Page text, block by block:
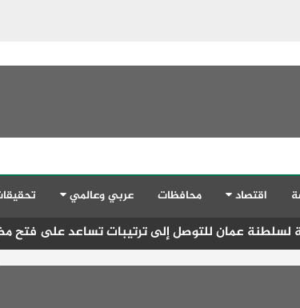
اقتصاد محافظات عربي وعالمي
للتوصل إلى ترتيبات تساعد على فتح مضيق هُرمز